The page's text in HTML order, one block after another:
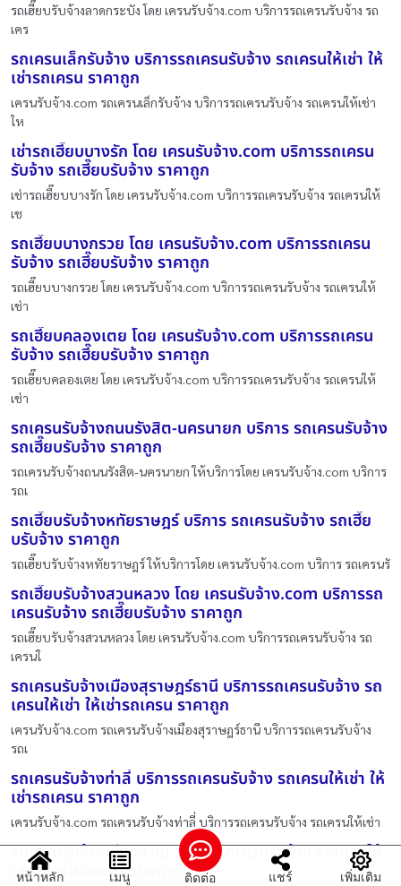
รถเฮี๊ยบรับจ้างลาดกระบัง โดย เครนรับจ้าง.com บริการรถเครนรับจ้าง รถ
เคร
รถเครนเล็กรับจ้าง บริการรถเครนรับจ้าง รถเครนให้เช่า ให้
เช่ารถเครน ราคาถูก
เครนรับจ้าง.com รถเครนเล็กรับจ้าง บริการรถเครนรับจ้าง รถเครนให้เช่า
ให
เช่ารถเฮี๊ยบบางรัก โดย เครนรับจ้าง.com บริการรถเครน
รับจ้าง รถเฮี๊ยบรับจ้าง ราคาถูก
เช่ารถเฮี๊ยบบางรัก โดย เครนรับจ้าง.com บริการรถเครนรับจ้าง รถเครนให้
เช
รถเฮี๊ยบบางกรวย โดย เครนรับจ้าง.com บริการรถเครน
รับจ้าง รถเฮี๊ยบรับจ้าง ราคาถูก
รถเฮี๊ยบบางกรวย โดย เครนรับจ้าง.com บริการรถเครนรับจ้าง รถเครนให้
เช่า
รถเฮี๊ยบคลองเตย โดย เครนรับจ้าง.com บริการรถเครน
รับจ้าง รถเฮี๊ยบรับจ้าง ราคาถูก
รถเฮี๊ยบคลองเตย โดย เครนรับจ้าง.com บริการรถเครนรับจ้าง รถเครนให้
เช่า
รถเครนรับจ้างถนนรังสิต-นครนายก บริการ รถเครนรับจ้าง
รถเฮี๊ยบรับจ้าง ราคาถูก
รถเครนรับจ้างถนนรังสิต-นครนายก ให้บริการโดย เครนรับจ้าง.com บริการ
รถเ
รถเฮี๊ยบรับจ้างหทัยราษฎร์ บริการ รถเครนรับจ้าง รถเฮี๊ย
บรับจ้าง ราคาถูก
รถเฮี๊ยบรับจ้างหทัยราษฎร์ ให้บริการโดย เครนรับจ้าง.com บริการ รถเครนรั
รถเฮี๊ยบรับจ้างสวนหลวง โดย เครนรับจ้าง.com บริการรถ
เครนรับจ้าง รถเฮี๊ยบรับจ้าง ราคาถูก
รถเฮี๊ยบรับจ้างสวนหลวง โดย เครนรับจ้าง.com บริการรถเครนรับจ้าง รถ
เครนใ
รถเครนรับจ้างเมืองสุราษฎร์ธานี บริการรถเครนรับจ้าง รถ
เครนให้เช่า ให้เช่ารถเครน ราคาถูก
เครนรับจ้าง.com รถเครนรับจ้างเมืองสุราษฎร์ธานี บริการรถเครนรับจ้าง
รถเ
รถเครนรับจ้างท่าลี่ บริการรถเครนรับจ้าง รถเครนให้เช่า ให้
เช่ารถเครน ราคาถูก
เครนรับจ้าง.com รถเครนรับจ้างท่าลี่ บริการรถเครนรับจ้าง รถเครนให้เช่า
รถเครนรับจ้างเชียงขวัญ บริการรถเครนรับจ้าง รถเครนให้
เช่า ให้เช่ารถเครน ราคาถูก
หน้าหลัก เมนู ติดต่อ แชร์ เพิ่มเติม